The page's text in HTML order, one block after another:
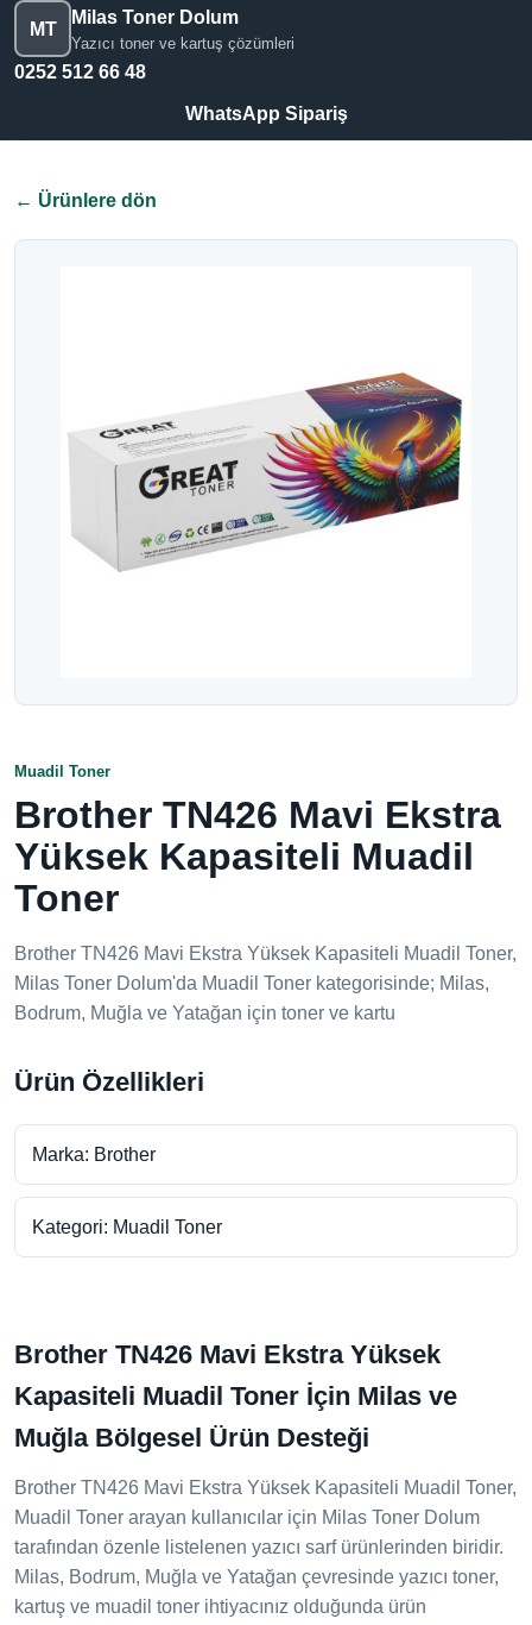
MT
Milas Toner Dolum
Yazıcı toner ve kartuş çözümleri
0252 512 66 48
WhatsApp Sipariş
← Ürünlere dön
Muadil Toner
Brother TN426 Mavi Ekstra
Yüksek Kapasiteli Muadil
Toner
Brother TN426 Mavi Ekstra Yüksek Kapasiteli Muadil Toner,
Milas Toner Dolum'da Muadil Toner kategorisinde; Milas,
Bodrum, Muğla ve Yatağan için toner ve kartu
Ürün Özellikleri
Marka: Brother
Kategori: Muadil Toner
Brother TN426 Mavi Ekstra Yüksek
Kapasiteli Muadil Toner İçin Milas ve
Muğla Bölgesel Ürün Desteği
Brother TN426 Mavi Ekstra Yüksek Kapasiteli Muadil Toner,
Muadil Toner arayan kullanıcılar için Milas Toner Dolum
tarafından özenle listelenen yazıcı sarf ürünlerinden biridir.
Milas, Bodrum, Muğla ve Yatağan çevresinde yazıcı toner,
kartuş ve muadil toner ihtiyacınız olduğunda ürün